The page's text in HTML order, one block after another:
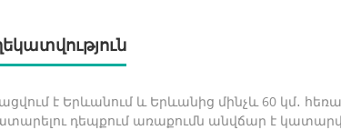
է Երևանում և Երևանից մինչև 60 կմ․
դեպքում առաքումն անվճար է